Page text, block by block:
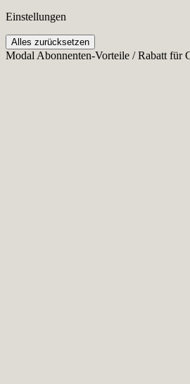
Einstellungen
Alles zurücksetzen
Modal Abonnenten-Vorteile / Rabatt für